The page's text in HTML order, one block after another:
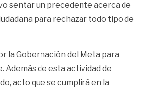
sentar un precedente acerca de
para rechazar todo tipo de
la Gobernación del Meta para
Además de esta actividad de
acto que se cumplirá en la